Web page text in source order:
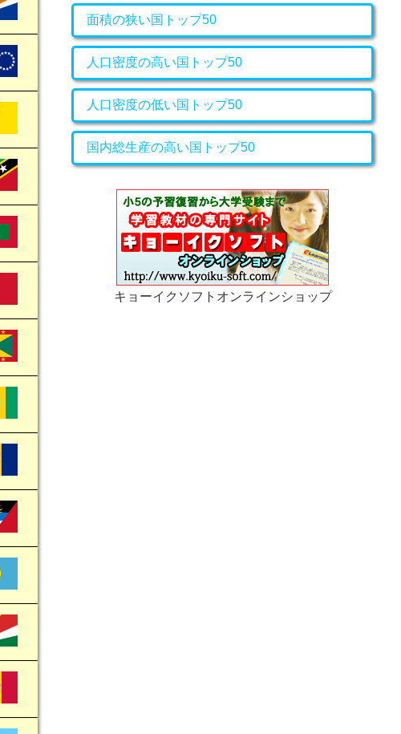
面積の狭い国トップ50
人口密度の高い国トップ50
人口密度の低い国トップ50
国内総生産の高い国トップ50
キョーイクソフトオンラインショップ